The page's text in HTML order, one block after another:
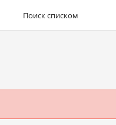
Поиск списком